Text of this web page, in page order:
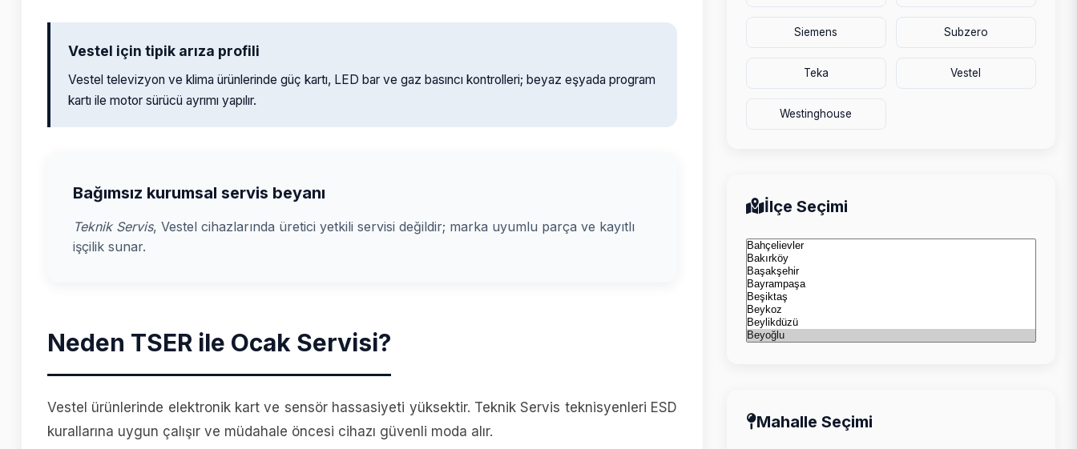
Vestel için tipik arıza profili
Vestel televizyon ve klima ürünlerinde güç kartı, LED bar ve gaz basıncı kontrolleri; beyaz eşyada program
kartı ile motor sürücü ayrımı yapılır.
Bağımsız kurumsal servis beyanı
Teknik Servis, Vestel cihazlarında üretici yetkili servisi değildir; marka uyumlu parça ve kayıtlı
işçilik sunar.
Neden TSER ile Ocak Servisi?
Vestel ürünlerinde elektronik kart ve sensör hassasiyeti yüksektir. Teknik Servis teknisyenleri ESD
kurallarına uygun çalışır ve müdahale öncesi cihazı güvenli moda alır.
Siemens Subzero
Teka Vestel
Westinghouse
İlçe Seçimi
Mahalle Seçimi